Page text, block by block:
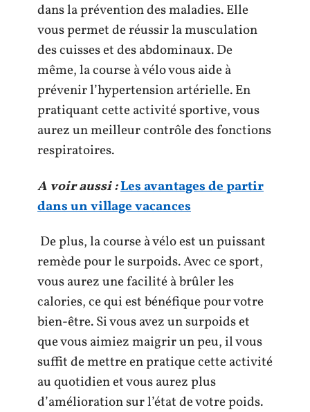
dans la prévention des maladies. Elle
vous permet de réussir la musculation
des cuisses et des abdominaux. De
même, la course à vélo vous aide à
prévenir l’hypertension artérielle. En
pratiquant cette activité sportive, vous
aurez un meilleur contrôle des fonctions
respiratoires.
A voir aussi :Les avantages de partir
dans un village vacances
De plus, la course à vélo est un puissant
remède pour le surpoids. Avec ce sport,
vous aurez une facilité à brûler les
calories, ce qui est bénéfique pour votre
bien-être. Si vous avez un surpoids et
que vous aimiez maigrir un peu, il vous
suffit de mettre en pratique cette activité
au quotidien et vous aurez plus
d’amélioration sur l’état de votre poids.